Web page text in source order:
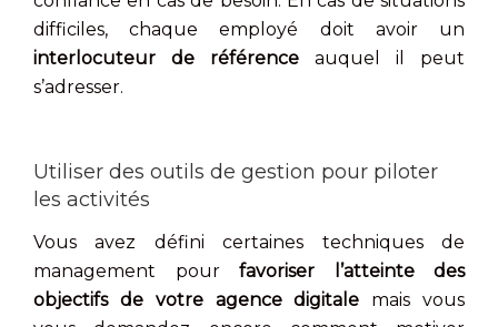
difficiles, chaque employé doit avoir un
interlocuteur de référence auquel il peut
s’adresser.
Utiliser des outils de gestion pour piloter
les activités
Vous avez défini certaines techniques de
management pour favoriser l’atteinte des
objectifs de votre agence digitale mais vous